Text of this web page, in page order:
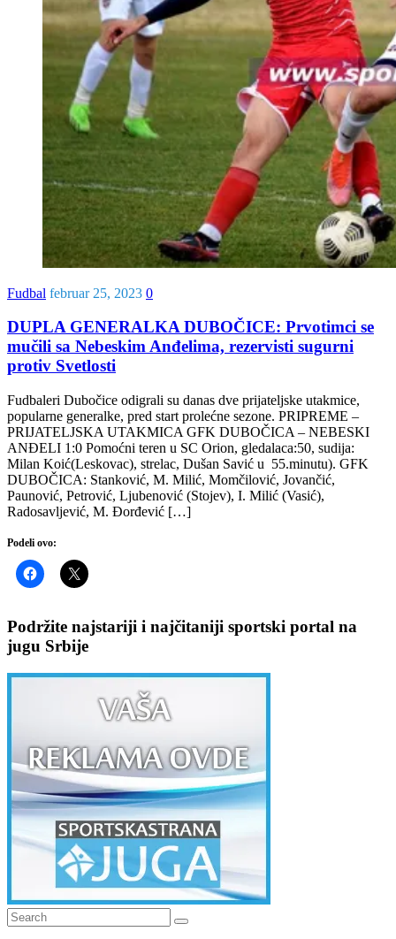
Fudbal februar 25, 2023 0
DUPLA GENERALKA DUBOČICE: Prvotimci se
mučili sa Nebeskim Anđelima, rezervisti sugurni
protiv Svetlosti
Fudbaleri Dubočice odigrali su danas dve prijateljske utakmice,
popularne generalke, pred start prolećne sezone. PRIPREME –
PRIJATELJSKA UTAKMICA GFK DUBOČICA – NEBESKI
ANĐELI 1:0 Pomoćni teren u SC Orion, gledalaca:50, sudija:
Milan Koić(Leskovac), strelac, Dušan Savić u 55.minutu). GFK
DUBOČICA: Stanković, M. Milić, Momčilović, Jovančić,
Paunović, Petrović, Ljubenović (Stojev), I. Milić (Vasić),
Radosavljević, M. Đorđević […]
Podeli ovo:
Podržite najstariji i najčitaniji sportski portal na
jugu Srbije
Search
for:
Search